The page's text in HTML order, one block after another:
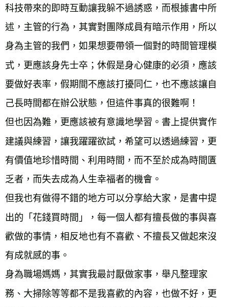
科技帶來的即時互動讓我躲不過誘惑，而根據書中所
述，主管的行為，其實對團隊成員有暗示作用，所以
身為主管的我們，如果想要帶領一個對的時間管理模
式，更應該身先士卒；休假是身心健康的必須，應該
要做好表率，假期間不應該打擾同仁，也不應該讓自
己長時間都在辦公狀態，但這件事真的很難啊！
但也因為難，更應該被有意識地學習。書上提供實作
建議與練習，讓我躍躍欲試，希望可以透過練習，更
有價值地珍惜時間、利用時間，而不至於成為時間匱
乏者，而失去成為人生幸福者的機會。
但我也有做得不錯的地方可以分享給大家，是書中提
出的「花錢買時間」，每一個人都有擅長做的事與喜
歡做的事情，相反地也有不喜歡、不擅長又做起來沒
有成就感的事。
身為職場媽媽，其實我最討厭做家事，舉凡整理家
務、大掃除等等都不是我喜歡的內容，也做不好，更